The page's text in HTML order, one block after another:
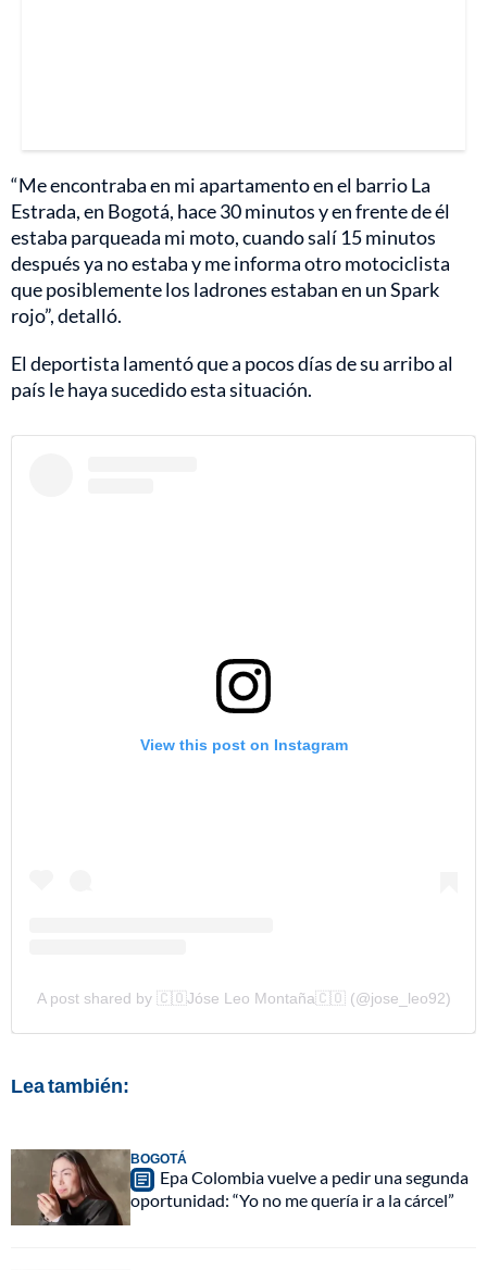
“Me encontraba en mi apartamento en el barrio La
Estrada, en Bogotá, hace 30 minutos y en frente de él
estaba parqueada mi moto, cuando salí 15 minutos
después ya no estaba y me informa otro motociclista
que posiblemente los ladrones estaban en un Spark
rojo”, detalló.
El deportista lamentó que a pocos días de su arribo al
país le haya sucedido esta situación.
View this post on Instagram
A post shared by 🇨🇴Jóse Leo Montaña🇨🇴 (@jose_leo92)
Lea también:
BOGOTÁ
Epa Colombia vuelve a pedir una segunda
oportunidad: “Yo no me quería ir a la cárcel”